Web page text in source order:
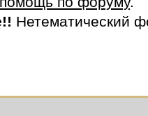
Нетематический